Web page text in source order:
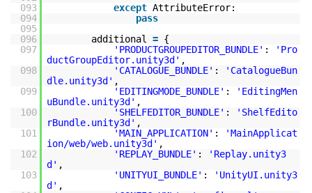
093
except AttributeError:
094
pass
095
096
additional = {
097
'PRODUCTGROUPEDITOR_BUNDLE' :
'Pro
ductGroupEditor.unity3d' ,
098
'CATALOGUE_BUNDLE' :
'CatalogueBun
dle.unity3d' ,
099
'EDITINGMODE_BUNDLE' :
'EditingMen
uBundle.unity3d' ,
100
'SHELFEDITOR_BUNDLE' :
'ShelfEdito
rBundle.unity3d' ,
101
'MAIN_APPLICATION' :
'MainApplicat
ion/web/web.unity3d' ,
102
'REPLAY_BUNDLE' :
'Replay.unity3
d' ,
103
'UNITYUI_BUNDLE' :
'UnityUI.unity3
d' ,